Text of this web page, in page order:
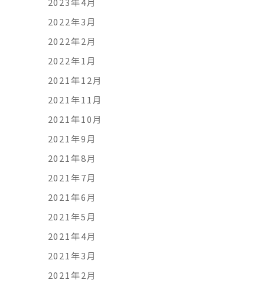
2022年3月
2022年2月
2022年1月
2021年12月
2021年11月
2021年10月
2021年9月
2021年8月
2021年7月
2021年6月
2021年5月
2021年4月
2021年3月
2021年2月